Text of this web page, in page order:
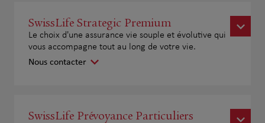
SwissLife Strategic Premium
Le choix d'une assurance vie souple et évolutive qui
vous accompagne tout au long de votre vie.
Nous contacter
SwissLife Prévoyance Particuliers